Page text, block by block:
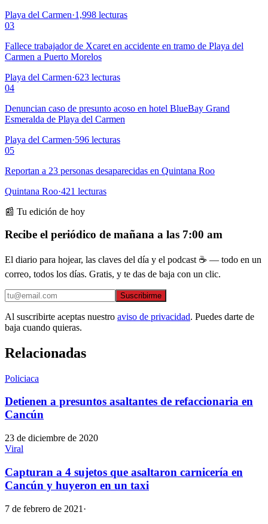
Playa del Carmen·1,998 lecturas
03
Fallece trabajador de Xcaret en accidente en tramo de Playa del
Carmen a Puerto Morelos
Playa del Carmen·623 lecturas
04
Denuncian caso de presunto acoso en hotel BlueBay Grand
Esmeralda de Playa del Carmen
Playa del Carmen·596 lecturas
05
Reportan a 23 personas desaparecidas en Quintana Roo
Quintana Roo·421 lecturas
📰 Tu edición de hoy
Recibe el periódico de mañana a las 7:00 am
El diario para hojear, las claves del día y el podcast ☕ — todo en un
correo, todos los días. Gratis, y te das de baja con un clic.
Suscribirme
Al suscribirte aceptas nuestro aviso de privacidad. Puedes darte de
baja cuando quieras.
Relacionadas
Policiaca
Detienen a presuntos asaltantes de refaccionaria en
Cancún
23 de diciembre de 2020
Viral
Capturan a 4 sujetos que asaltaron carnicería en
Cancún y huyeron en un taxi
7 de febrero de 2021 ·